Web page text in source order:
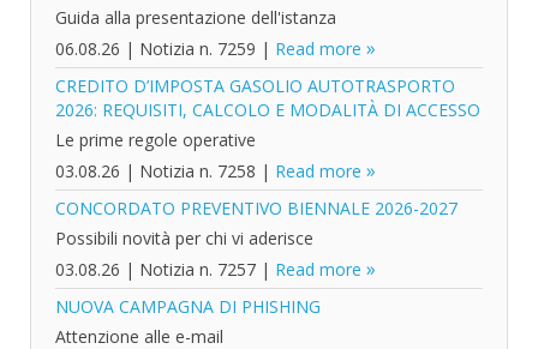
Guida alla presentazione dell'istanza
06.08.26 | Notizia n. 7259 | Read more
CREDITO D’IMPOSTA GASOLIO AUTOTRASPORTO
2026: REQUISITI, CALCOLO E MODALITÀ DI ACCESSO
Le prime regole operative
03.08.26 | Notizia n. 7258 | Read more
CONCORDATO PREVENTIVO BIENNALE 2026-2027
Possibili novità per chi vi aderisce
03.08.26 | Notizia n. 7257 | Read more
NUOVA CAMPAGNA DI PHISHING
Attenzione alle e-mail